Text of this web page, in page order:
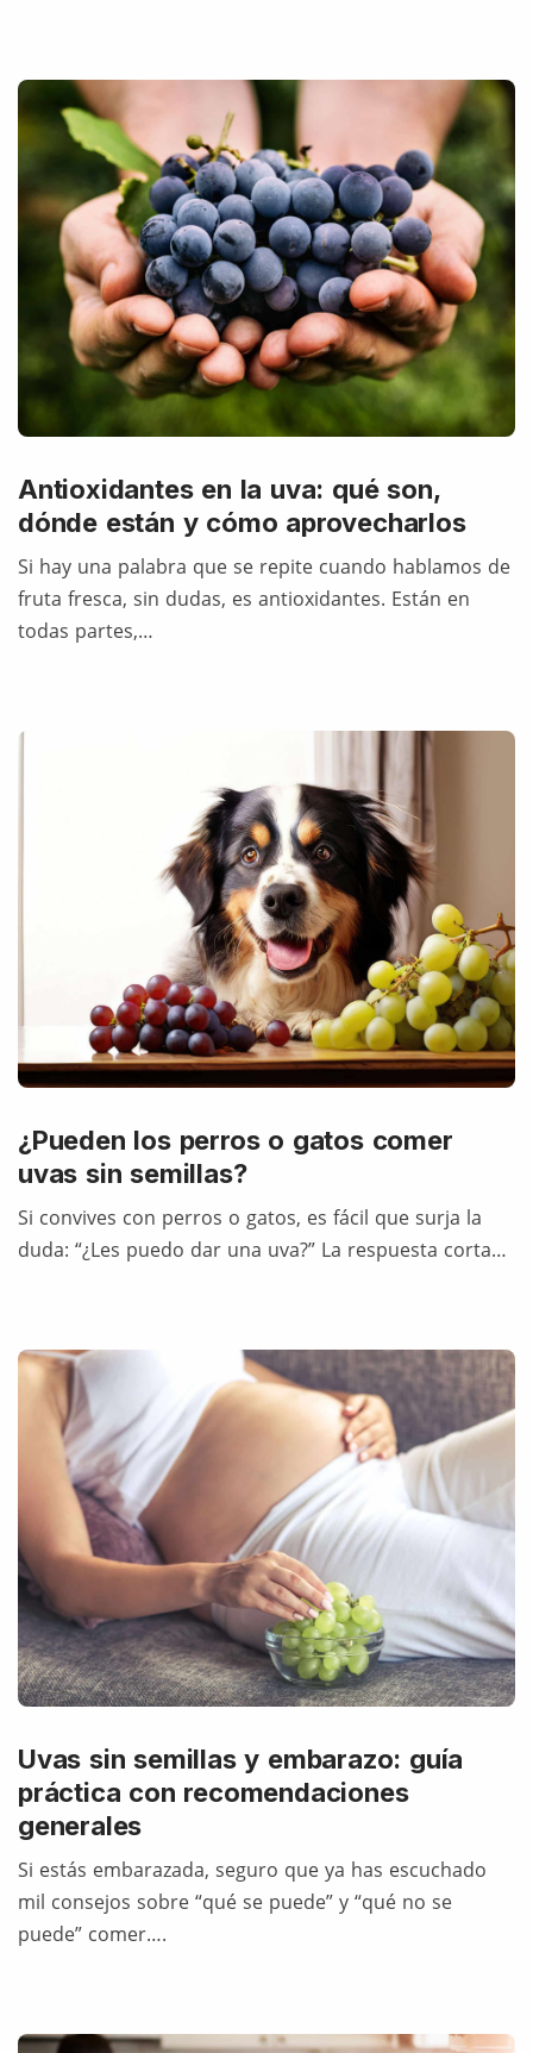
Antioxidantes en la uva: qué son,
dónde están y cómo aprovecharlos
Si hay una palabra que se repite cuando hablamos de
fruta fresca, sin dudas, es antioxidantes. Están en
todas partes,…
¿Pueden los perros o gatos comer
uvas sin semillas?
Si convives con perros o gatos, es fácil que surja la
duda: “¿Les puedo dar una uva?” La respuesta corta…
Uvas sin semillas y embarazo: guía
práctica con recomendaciones
generales
Si estás embarazada, seguro que ya has escuchado
mil consejos sobre “qué se puede” y “qué no se
puede” comer….